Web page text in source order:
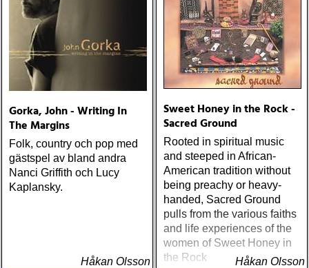
Gorka, John - Writing In
The Margins
Folk, country och pop med
gästspel av bland andra
Nanci Griffith och Lucy
Kaplansky.
Håkan Olsson
Sweet Honey in the Rock -
Sacred Ground
Rooted in spiritual music
and steeped in African-
American tradition without
being preachy or heavy-
handed, Sacred Ground
pulls from the various faiths
and life experiences of the
women of Sweet Honey in
the Rock
Håkan Olsson